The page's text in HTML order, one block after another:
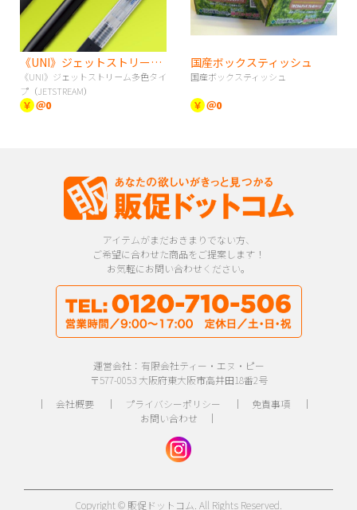
《UNI》ジェットストリーム多色タイプ（JETSTREAM）
《UNI》ジェットストリーム多色タイ
プ（JETSTREAM）
￥ ＠0
国産ボックスティッシュ
国産ボックスティッシュ
￥ ＠0
アイテムがまだおきまりでない方、
ご希望に合わせた商品をご提案します！
お気軽にお問い合わせください。
運営会社：有限会社ティー・エヌ・ピー
〒577-0053 大阪府東大阪市高井田18番2号
｜ 会社概要｜ プライバシーポリシー ｜ 免責事項｜
お問い合わせ ｜
Copyright © 販促ドットコム. All Rights Reserved.